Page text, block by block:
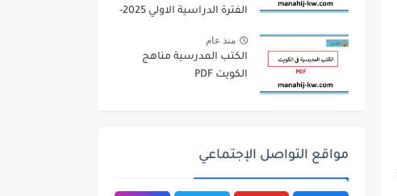
الفترة الدراسية الاولي 2025-
منذ عام
الكتب المدرسية مناهج
الكويت PDF
مواقع التواصل الإجتماعي